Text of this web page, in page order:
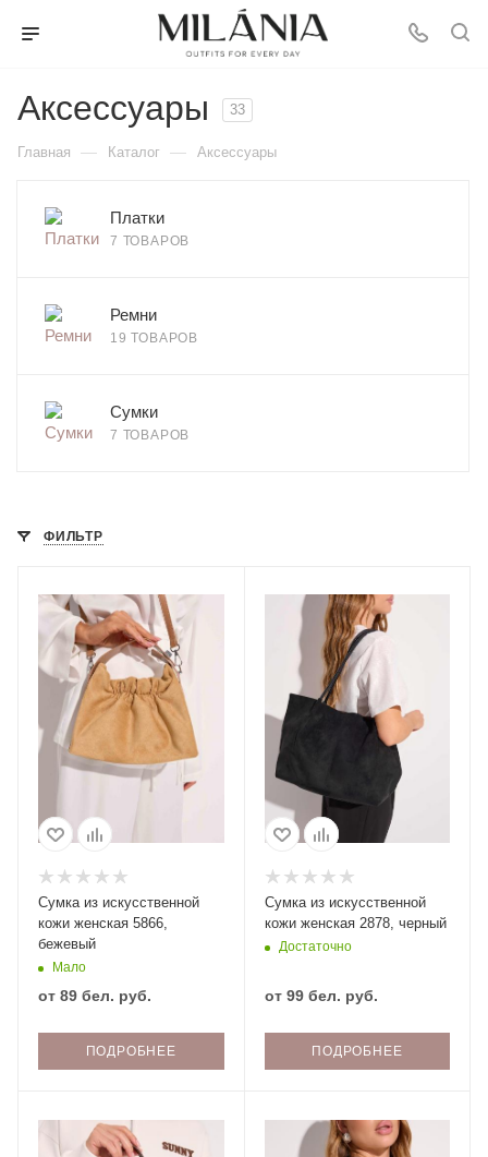
Аксессуары 33
Главная — Каталог — Аксессуары
Платки
7 ТОВАРОВ
Ремни
19 ТОВАРОВ
Сумки
7 ТОВАРОВ
ФИЛЬТР
Сумка из искусственной
кожи женская 5866,
бежевый
Мало
от 89 бел. руб.
ПОДРОБНЕЕ
Сумка из искусственной
кожи женская 2878, черный
Достаточно
от 99 бел. руб.
ПОДРОБНЕЕ